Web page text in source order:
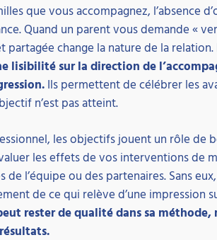
que vous accompagnez, l’absence
Quand un parent vous demande «
partagée change la nature de la relation.
lisibilité sur la direction de
Ils permettent de célébrer les
n’est pas atteint.
les objectifs jouent un rôle de
les effets de vos interventions de
de l’équipe ou des partenaires. Sans
de ce qui relève d’une impression
rester de qualité dans sa méthode,